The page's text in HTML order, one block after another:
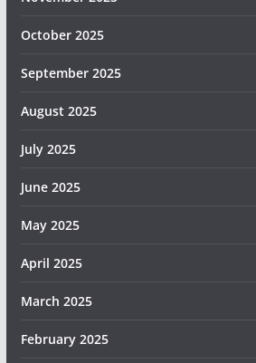
October 2025
September 2025
August 2025
July 2025
June 2025
May 2025
April 2025
March 2025
February 2025